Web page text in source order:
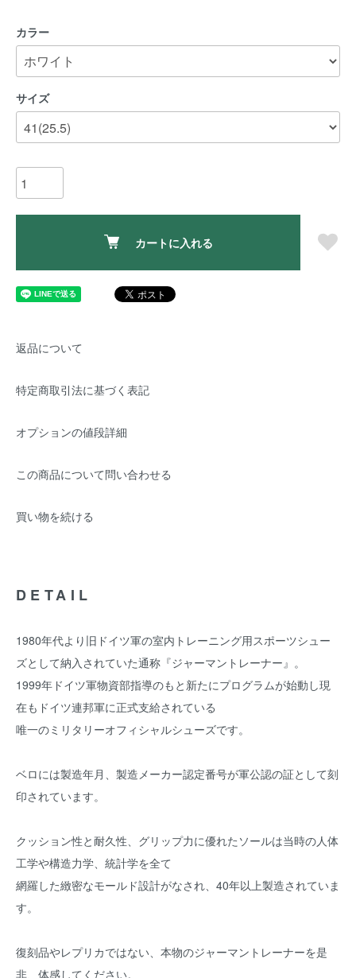
カラー
サイズ
カートに入れる
返品について
特定商取引法に基づく表記
オプションの値段詳細
この商品について問い合わせる
買い物を続ける
DETAIL
1980年代より旧ドイツ軍の室内トレーニング用スポーツシュー
ズとして納入されていた通称『ジャーマントレーナー』。
1999年ドイツ軍物資部指導のもと新たにプログラムが始動し現
在もドイツ連邦軍に正式支給されている
唯一のミリタリーオフィシャルシューズです。
ベロには製造年月、製造メーカー認定番号が軍公認の証として刻
印されています。
クッション性と耐久性、グリップ力に優れたソールは当時の人体
工学や構造力学、統計学を全て
網羅した緻密なモールド設計がなされ、40年以上製造されていま
す。
復刻品やレプリカではない、本物のジャーマントレーナーを是
非、体感してください。